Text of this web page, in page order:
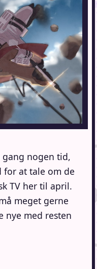
nogen tid,
for at tale om de
TV her til april.
meget gerne
nye med resten